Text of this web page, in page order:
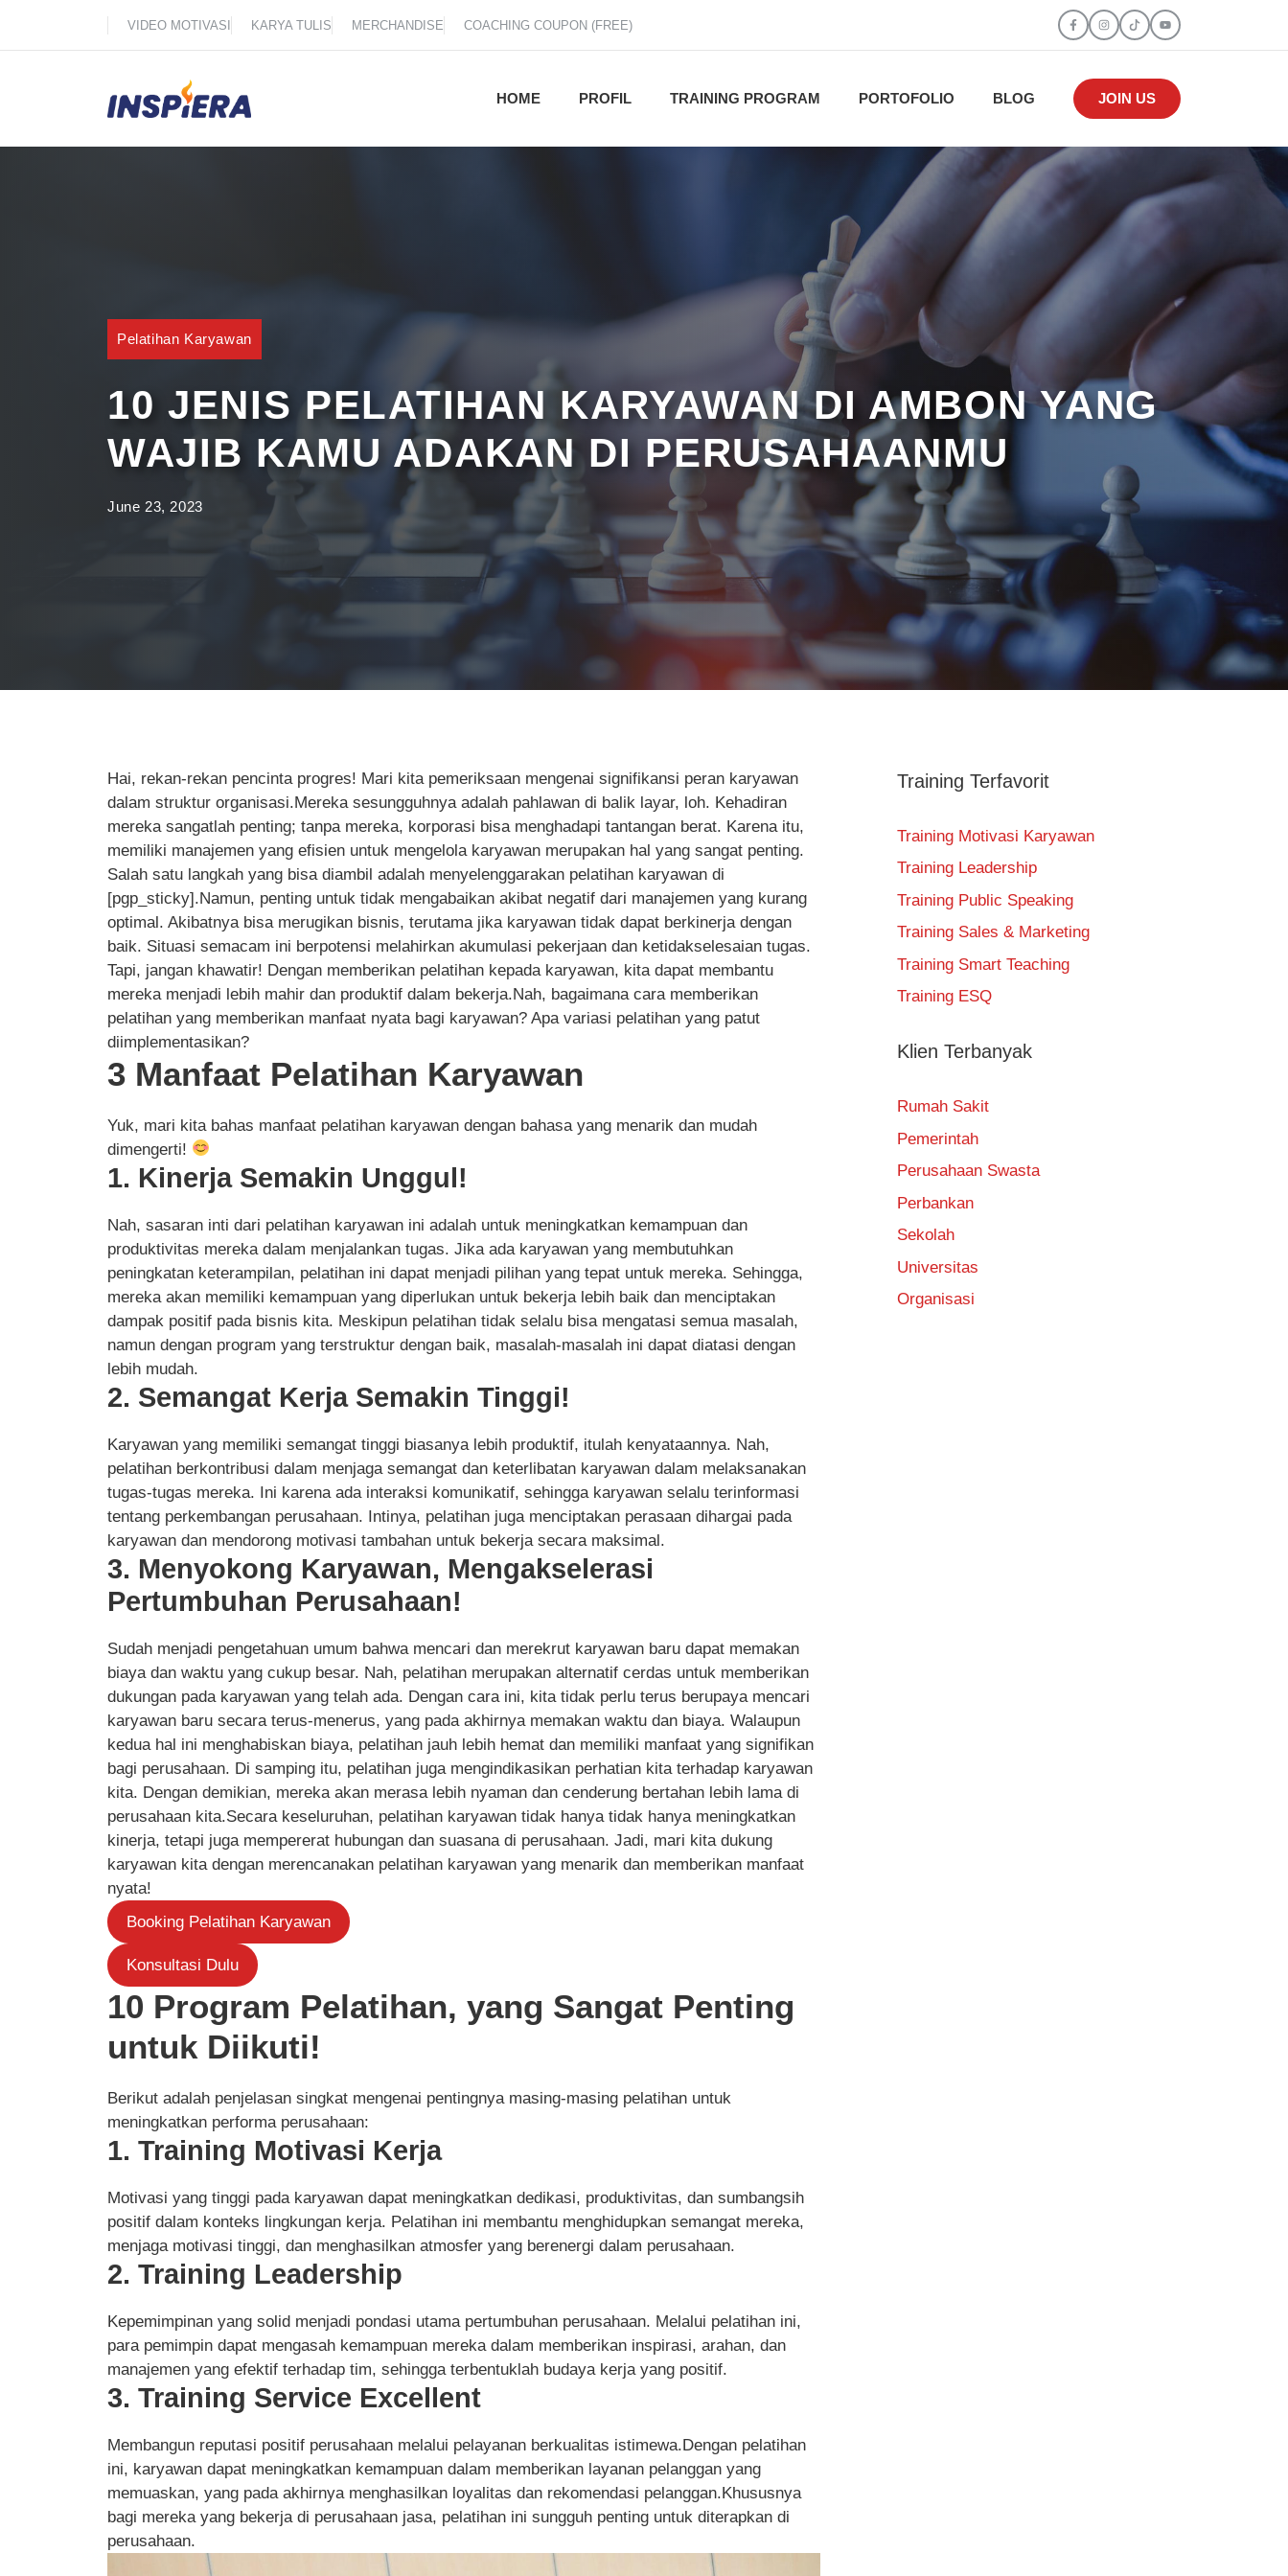
VIDEO MOTIVASI KARYA TULIS MERCHANDISE COACHING COUPON (FREE)
HOME PROFIL TRAINING PROGRAM PORTOFOLIO BLOG JOIN US
Pelatihan Karyawan
10 JENIS PELATIHAN KARYAWAN DI AMBON YANG
WAJIB KAMU ADAKAN DI PERUSAHAANMU
June 23, 2023
Hai, rekan-rekan pencinta progres! Mari kita pemeriksaan mengenai signifikansi peran karyawan
dalam struktur organisasi.Mereka sesungguhnya adalah pahlawan di balik layar, loh. Kehadiran
mereka sangatlah penting; tanpa mereka, korporasi bisa menghadapi tantangan berat. Karena itu,
memiliki manajemen yang efisien untuk mengelola karyawan merupakan hal yang sangat penting.
Salah satu langkah yang bisa diambil adalah menyelenggarakan pelatihan karyawan di
[pgp_sticky].Namun, penting untuk tidak mengabaikan akibat negatif dari manajemen yang kurang
optimal. Akibatnya bisa merugikan bisnis, terutama jika karyawan tidak dapat berkinerja dengan
baik. Situasi semacam ini berpotensi melahirkan akumulasi pekerjaan dan ketidakselesaian tugas.
Tapi, jangan khawatir! Dengan memberikan pelatihan kepada karyawan, kita dapat membantu
mereka menjadi lebih mahir dan produktif dalam bekerja.Nah, bagaimana cara memberikan
pelatihan yang memberikan manfaat nyata bagi karyawan? Apa variasi pelatihan yang patut
diimplementasikan?
3 Manfaat Pelatihan Karyawan
Yuk, mari kita bahas manfaat pelatihan karyawan dengan bahasa yang menarik dan mudah
dimengerti!
1. Kinerja Semakin Unggul!
Nah, sasaran inti dari pelatihan karyawan ini adalah untuk meningkatkan kemampuan dan
produktivitas mereka dalam menjalankan tugas. Jika ada karyawan yang membutuhkan
peningkatan keterampilan, pelatihan ini dapat menjadi pilihan yang tepat untuk mereka. Sehingga,
mereka akan memiliki kemampuan yang diperlukan untuk bekerja lebih baik dan menciptakan
dampak positif pada bisnis kita. Meskipun pelatihan tidak selalu bisa mengatasi semua masalah,
namun dengan program yang terstruktur dengan baik, masalah-masalah ini dapat diatasi dengan
lebih mudah.
2. Semangat Kerja Semakin Tinggi!
Karyawan yang memiliki semangat tinggi biasanya lebih produktif, itulah kenyataannya. Nah,
pelatihan berkontribusi dalam menjaga semangat dan keterlibatan karyawan dalam melaksanakan
tugas-tugas mereka. Ini karena ada interaksi komunikatif, sehingga karyawan selalu terinformasi
tentang perkembangan perusahaan. Intinya, pelatihan juga menciptakan perasaan dihargai pada
karyawan dan mendorong motivasi tambahan untuk bekerja secara maksimal.
3. Menyokong Karyawan, Mengakselerasi
Pertumbuhan Perusahaan!
Sudah menjadi pengetahuan umum bahwa mencari dan merekrut karyawan baru dapat memakan
biaya dan waktu yang cukup besar. Nah, pelatihan merupakan alternatif cerdas untuk memberikan
dukungan pada karyawan yang telah ada. Dengan cara ini, kita tidak perlu terus berupaya mencari
karyawan baru secara terus-menerus, yang pada akhirnya memakan waktu dan biaya. Walaupun
kedua hal ini menghabiskan biaya, pelatihan jauh lebih hemat dan memiliki manfaat yang signifikan
bagi perusahaan. Di samping itu, pelatihan juga mengindikasikan perhatian kita terhadap karyawan
kita. Dengan demikian, mereka akan merasa lebih nyaman dan cenderung bertahan lebih lama di
perusahaan kita.Secara keseluruhan, pelatihan karyawan tidak hanya tidak hanya meningkatkan
kinerja, tetapi juga mempererat hubungan dan suasana di perusahaan. Jadi, mari kita dukung
karyawan kita dengan merencanakan pelatihan karyawan yang menarik dan memberikan manfaat
nyata!
Booking Pelatihan Karyawan
Konsultasi Dulu
10 Program Pelatihan, yang Sangat Penting
untuk Diikuti!
Berikut adalah penjelasan singkat mengenai pentingnya masing-masing pelatihan untuk
meningkatkan performa perusahaan:
1. Training Motivasi Kerja
Motivasi yang tinggi pada karyawan dapat meningkatkan dedikasi, produktivitas, dan sumbangsih
positif dalam konteks lingkungan kerja. Pelatihan ini membantu menghidupkan semangat mereka,
menjaga motivasi tinggi, dan menghasilkan atmosfer yang berenergi dalam perusahaan.
2. Training Leadership
Kepemimpinan yang solid menjadi pondasi utama pertumbuhan perusahaan. Melalui pelatihan ini,
para pemimpin dapat mengasah kemampuan mereka dalam memberikan inspirasi, arahan, dan
manajemen yang efektif terhadap tim, sehingga terbentuklah budaya kerja yang positif.
3. Training Service Excellent
Membangun reputasi positif perusahaan melalui pelayanan berkualitas istimewa.Dengan pelatihan
ini, karyawan dapat meningkatkan kemampuan dalam memberikan layanan pelanggan yang
memuaskan, yang pada akhirnya menghasilkan loyalitas dan rekomendasi pelanggan.Khususnya
bagi mereka yang bekerja di perusahaan jasa, pelatihan ini sungguh penting untuk diterapkan di
perusahaan.
Training Terfavorit
Training Motivasi Karyawan
Training Leadership
Training Public Speaking
Training Sales & Marketing
Training Smart Teaching
Training ESQ
Klien Terbanyak
Rumah Sakit
Pemerintah
Perusahaan Swasta
Perbankan
Sekolah
Universitas
Organisasi